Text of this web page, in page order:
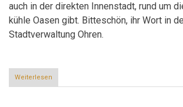
auch in der direkten Innenstadt, rund um
kühle Oasen gibt. Bitteschön, ihr Wort in
Stadtverwaltung Ohren.
Weiterlesen
Cool